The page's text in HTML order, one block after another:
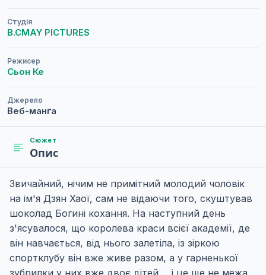
Студія
B.CMAY PICTURES
Режисер
Сьон Ке
Джерело
Веб-манґа
Сюжет
Опис
Звичайний, нічим не примітний молодий чоловік
на ім'я Дзян Хаої, сам не відаючи того, скуштував
шоколад Богині кохання. На наступний день
з'ясувалося, що королева краси всієї академії, де
він навчається, від нього залетіла, із зіркою
спортклубу він вже живе разом, а у гарненької
зубрилки у них вже двоє дітей ... і це ще не межа